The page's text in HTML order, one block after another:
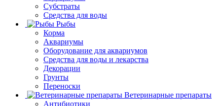
Субстраты
Средства для воды
Рыбы
Корма
Аквариумы
Оборудование для аквариумов
Средства для воды и лекарства
Декорации
Грунты
Переноски
Ветеринарные препараты
Антибиотики